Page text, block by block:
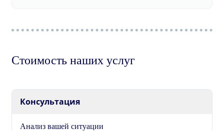
Стоимость наших услуг
Консультация
Анализ вашей ситуации